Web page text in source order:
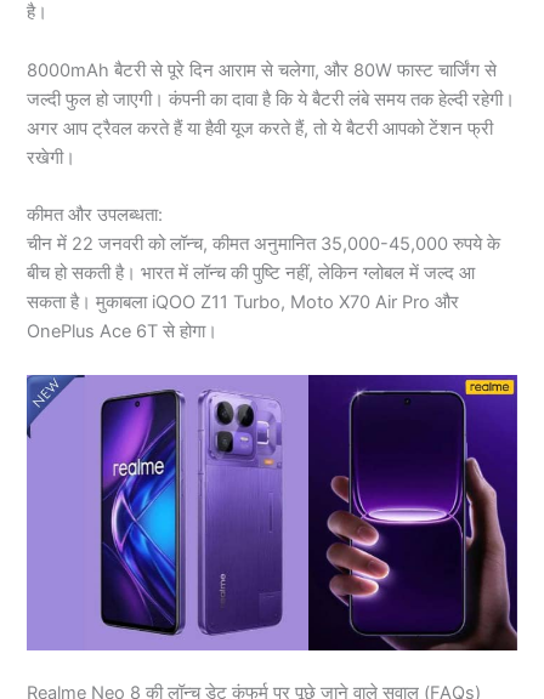
है।
8000mAh बैटरी से पूरे दिन आराम से चलेगा, और 80W फास्ट चार्जिंग से
जल्दी फुल हो जाएगी। कंपनी का दावा है कि ये बैटरी लंबे समय तक हेल्दी रहेगी।
अगर आप ट्रैवल करते हैं या हैवी यूज करते हैं, तो ये बैटरी आपको टेंशन फ्री
रखेगी।
कीमत और उपलब्धता:
चीन में 22 जनवरी को लॉन्च, कीमत अनुमानित 35,000-45,000 रुपये के
बीच हो सकती है। भारत में लॉन्च की पुष्टि नहीं, लेकिन ग्लोबल में जल्द आ
सकता है। मुकाबला iQOO Z11 Turbo, Moto X70 Air Pro और
OnePlus Ace 6T से होगा।
Realme Neo 8 की लॉन्च डेट कंफर्म पर पूछे जाने वाले सवाल (FAQs)